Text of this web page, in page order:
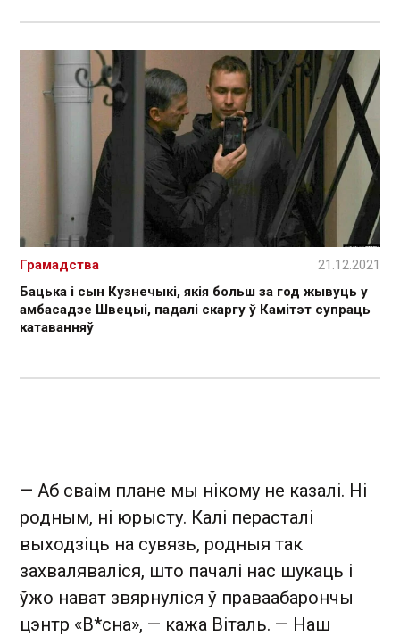
Бацька і сын Кузнечыкі, якія больш за год жывуць у
амбасадзе Швецыі, падалі скаргу ў Камітэт супраць
катаванняў
Грамадства 21.12.2021
— Аб сваім плане мы нікому не казалі. Ні
родным, ні юрысту. Калі перасталі
выходзіць на сувязь, родныя так
захваляваліся, што пачалі нас шукаць і
ўжо нават звярнуліся ў праваабарончы
цэнтр «В*сна», — кажа Віталь. — Наш